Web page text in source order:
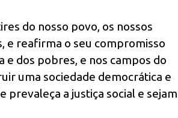
do nosso povo, os nossos
e reafirma o seu compromisso
e dos pobres, e nos campos do
uma sociedade democrática e
prevaleça a justiça social e sejam